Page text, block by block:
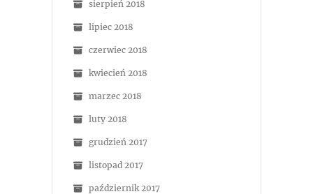
sierpień 2018
lipiec 2018
czerwiec 2018
kwiecień 2018
marzec 2018
luty 2018
grudzień 2017
listopad 2017
październik 2017